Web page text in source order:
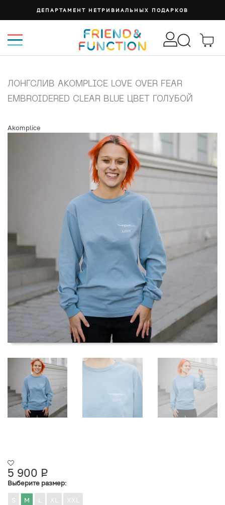
ДЕПАРТАМЕНТ НЕТРИВИАЛЬНЫХ ПОДАРКОВ
ЛОНГСЛИВ AKOMPLICE LOVE OVER FEAR
EMBROIDERED CLEAR BLUE ЦВЕТ ГОЛУБОЙ
Akomplice
5 900 Р
УБ.
Выберите размер:
S M L XL XXL